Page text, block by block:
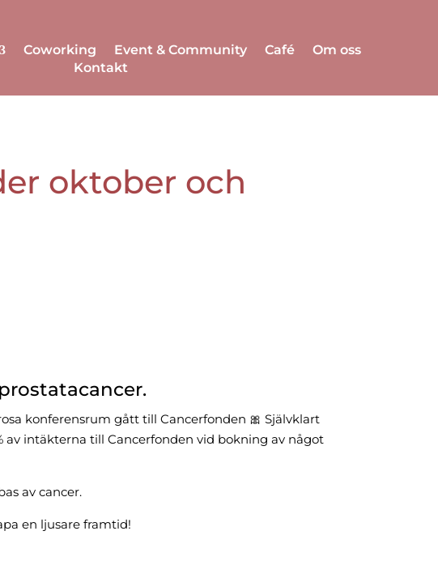
Coworking Event & Community Café
Om oss
Kontakt
oktober och
konferensrum gått till Cancerfonden 🎀 Självklart
intäkterna till Cancerfonden vid bokning av något
av cancer.
en ljusare framtid!